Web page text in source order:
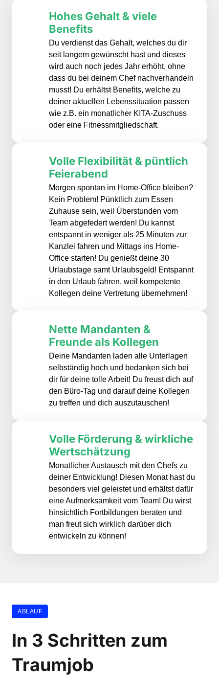
Hohes Gehalt & viele
Benefits
Du verdienst das Gehalt, welches du dir
seit langem gewünscht hast und dieses
wird auch noch jedes Jahr erhöht, ohne
dass du bei deinem Chef nachverhandeln
musst! Du erhältst Benefits, welche zu
deiner aktuellen Lebenssituation passen
wie z.B. ein monatlicher KITA-Zuschuss
oder eine Fitnessmitgliedschaft.
Volle Flexibilität & püntlich
Feierabend
Morgen spontan im Home-Office bleiben?
Kein Problem! Pünktlich zum Essen
Zuhause sein, weil Überstunden vom
Team abgefedert werden! Du kannst
entspannt in weniger als 25 Minuten zur
Kanzlei fahren und Mittags ins Home-
Office starten! Du genießt deine 30
Urlaubstage samt Urlaubsgeld! Entspannt
in den Urlaub fahren, weil kompetente
Kollegen deine Vertretung übernehmen!
Nette Mandanten &
Freunde als Kollegen
Deine Mandanten laden alle Unterlagen
selbständig hoch und bedanken sich bei
dir für deine tolle Arbeit! Du freust dich auf
den Büro-Tag und darauf deine Kollegen
zu treffen und dich auszutauschen!
Volle Förderung & wirkliche
Wertschätzung
Monatlicher Austausch mit den Chefs zu
deiner Entwicklung! Diesen Monat hast du
besonders viel geleistet und erhältst dafür
eine Aufmerksamkeit vom Team! Du wirst
hinsichtlich Fortbildungen beraten und
man freut sich wirklich darüber dich
entwickeln zu können!
ABLAUF
In 3 Schritten zum
Traumjob